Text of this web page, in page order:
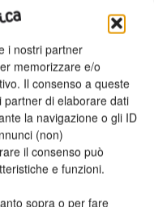
i nostri partner
memorizzare e/o
Il consenso a queste
di elaborare dati
la navigazione o gli ID
(non)
il consenso può
e funzioni.
sopra o per fare
devono essere
incidere
La biodegradabilità è
del materiale
valutazione quantitativa
di prova standard.
e perdita di visibilità del
con una prova di
è biodegradato con